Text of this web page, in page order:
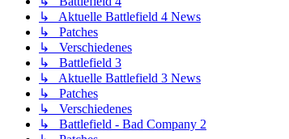
↳ Aktuelle Battlefield 4 News
↳ Patches
↳ Verschiedenes
↳ Battlefield 3
↳ Aktuelle Battlefield 3 News
↳ Patches
↳ Verschiedenes
↳ Battlefield - Bad Company 2